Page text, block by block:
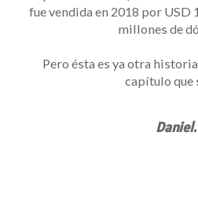
fue vendida en 2018 por USD
millones de
Pero ésta es ya otra
capítulo que
Daniel.